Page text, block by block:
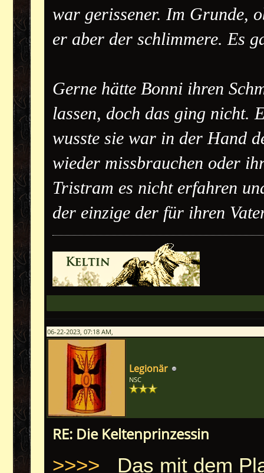
war gerissener. Im Grunde,
er aber der schlimmere. Es
Gerne hätte Bonni ihren
lassen, doch das ging nicht.
wusste sie war in der Hand
wieder missbrauchen oder
Tristram es nicht erfahren
der einzige der für ihren
06-22-2023, 07:18 AM,
Legionär
NSC
RE: Die Keltenprinzessin
>>>> Das mit dem